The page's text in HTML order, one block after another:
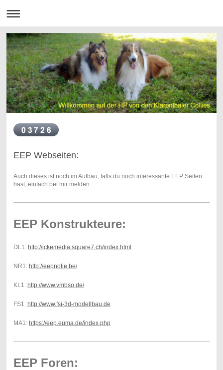
EEP Webseiten:
Auch dieses ist noch im Aufbau, falls du noch interessante EEP Seiten
hast, einfach bei mir melden....
EEP Konstrukteure:
DL1: http://ickemedia.square7.ch/index.html
NR1: http://eepnolie.be/
KL1: http://www.vmbso.de/
FS1: http://www.fsi-3d-modellbau.de
MA1: https://eep.euma.de/index.php
EEP Foren: